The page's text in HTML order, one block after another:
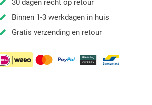
30 dagen recht op retour
Binnen 1-3 werkdagen in huis
Gratis verzending en retour